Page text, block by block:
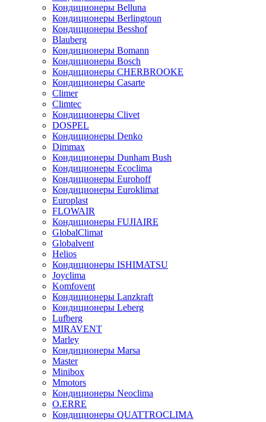
Кондиционеры Belluna
Кондиционеры Berlingtoun
Кондиционеры Besshof
Blauberg
Кондиционеры Bomann
Кондиционеры Bosch
Кондиционеры CHERBROOKE
Кондиционеры Casarte
Climer
Climtec
Кондиционеры Clivet
DOSPEL
Кондиционеры Denko
Dimmax
Кондиционеры Dunham Bush
Кондиционеры Ecoclima
Кондиционеры Eurohoff
Кондиционеры Euroklimat
Europlast
FLOWAIR
Кондиционеры FUJIAIRE
GlobalClimat
Globalvent
Helios
Кондиционеры ISHIMATSU
Joyclima
Komfovent
Кондиционеры Lanzkraft
Кондиционеры Leberg
Lufberg
MIRAVENT
Marley
Кондиционеры Marsa
Master
Minibox
Mmotors
Кондиционеры Neoclima
O.ERRE
Кондиционеры QUATTROCLIMA